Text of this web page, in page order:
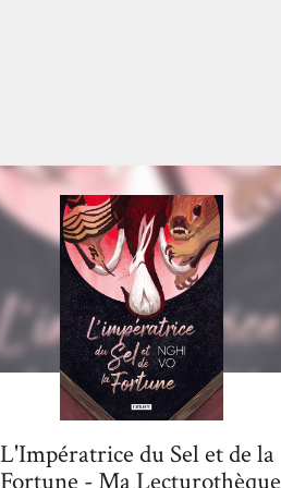
L'Impératrice du Sel et de la
Fortune - Ma Lecturothèque